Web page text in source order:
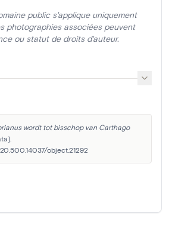
public s'applique uniquement
photographies associées peuvent
ou statut de droits d'auteur.
wordt tot bisschop van Carthago
object.21292